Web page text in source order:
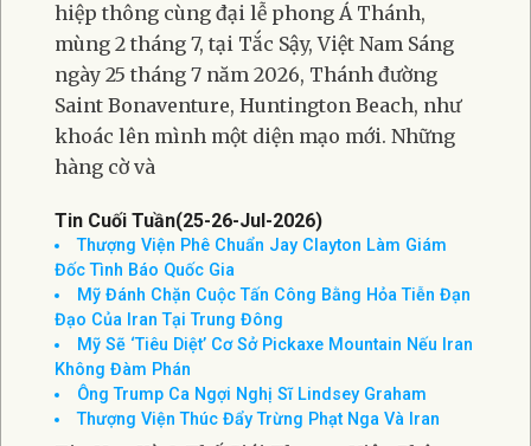
Thánh lễ MỪNG Á THÁNH PHANXICÔ XAVIÊ
TRƯƠNG BỬU DIỆP
tại Nam California, ngày 25 tháng 7 năm 2026
Kiên Chính
Cộng đồng Công Giáo Việt nam hải ngoại
hiệp thông cùng đại lễ phong Á Thánh,
mùng 2 tháng 7, tại Tắc Sậy, Việt Nam Sáng
ngày 25 tháng 7 năm 2026, Thánh đường
Saint Bonaventure, Huntington Beach, như
khoác lên mình một diện mạo mới. Những
hàng cờ và
Tin Cuối Tuần(25-26-Jul-2026)
Thượng Viện Phê Chuẩn Jay Clayton Làm Giám
Đốc Tình Báo Quốc Gia
Mỹ Đánh Chặn Cuộc Tấn Công Bằng Hỏa Tiễn Đạn